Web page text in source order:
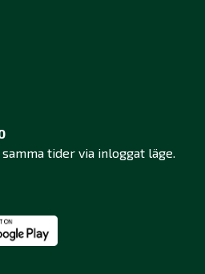
tider via inloggat läge.